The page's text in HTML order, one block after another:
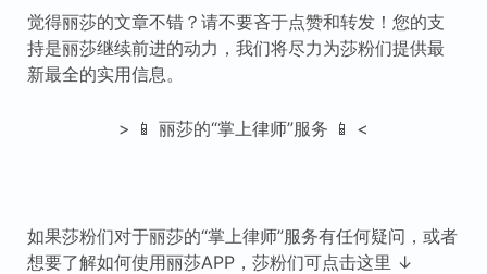
觉得丽莎的文章不错？请不要吝于点赞和转发！您的支
持是丽莎继续前进的动力，我们将尽力为莎粉们提供最
新最全的实用信息。
> 📱 丽莎的“掌上律师”服务 📱 <
如果莎粉们对于丽莎的“掌上律师”服务有任何疑问，或者
想要了解如何使用丽莎APP，莎粉们可点击这里 ↓